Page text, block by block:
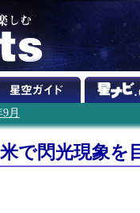
9月
で閃光現象を